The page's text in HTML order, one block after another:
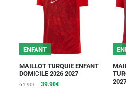
ENFANT
MAILLOT TURQUIE ENFANT
DOMICILE 2026 2027
64.90€ 39.90€
2027